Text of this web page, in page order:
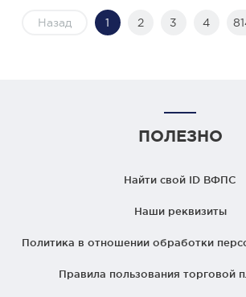
Назад 1 2 3 4
ПОЛЕЗНО
Найти свой ID ВФПС
Наши реквизиты
Политика в отношении обработки
Правила пользования торговой